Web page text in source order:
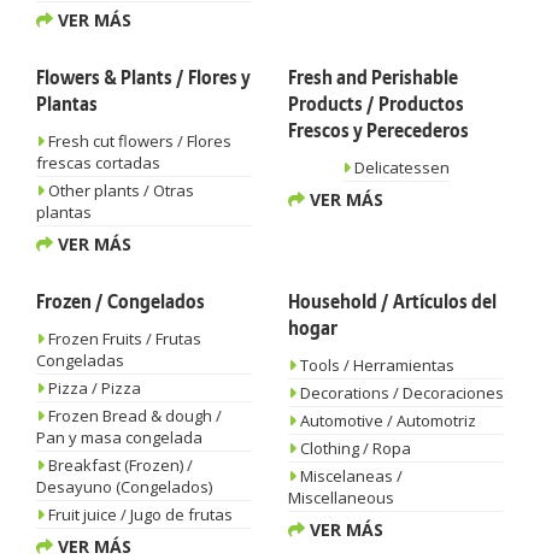
VER MÁS
Flowers & Plants / Flores y
Plantas
Fresh cut flowers / Flores
frescas cortadas
Other plants / Otras
plantas
VER MÁS
Fresh and Perishable
Products / Productos
Frescos y Perecederos
Delicatessen
VER MÁS
Frozen / Congelados
Frozen Fruits / Frutas
Congeladas
Pizza / Pizza
Frozen Bread & dough /
Pan y masa congelada
Breakfast (Frozen) /
Desayuno (Congelados)
Fruit juice / Jugo de frutas
VER MÁS
Household / Artículos del
hogar
Tools / Herramientas
Decorations / Decoraciones
Automotive / Automotriz
Clothing / Ropa
Miscelaneas /
Miscellaneous
VER MÁS